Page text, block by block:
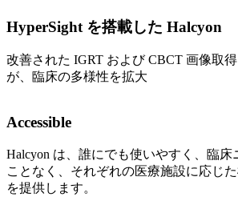
HyperSight を搭載した Halcyon
改善された IGRT および CBCT 画像取
が、臨床の多様性を拡大
Accessible
Halcyon は、誰にでも使いやすく、臨床
ことなく、それぞれの医療施設に応じ
を提供します。